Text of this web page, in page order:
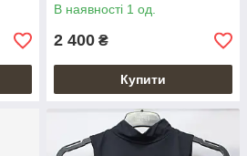
В наявності 1 од.
2 400 ₴
Купити